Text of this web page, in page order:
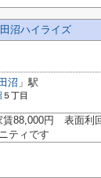
沼ハイライズ
沼 」駅
５丁目
88,000円 表面
ティです